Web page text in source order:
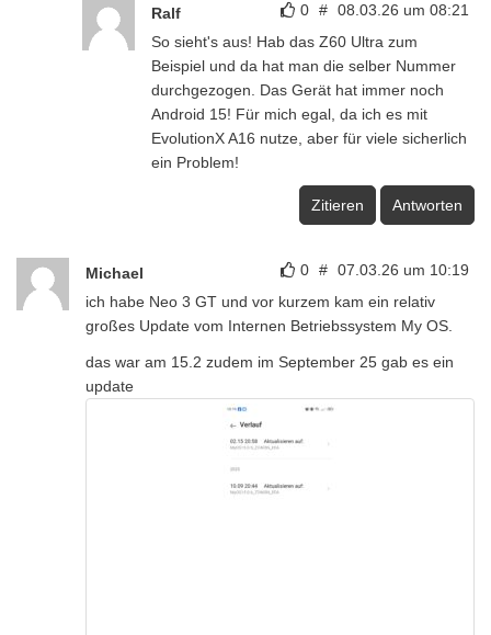
0 # 08.03.26 um 08:21
Ralf
So sieht's aus! Hab das Z60 Ultra zum
Beispiel und da hat man die selber Nummer
durchgezogen. Das Gerät hat immer noch
Android 15! Für mich egal, da ich es mit
EvolutionX A16 nutze, aber für viele sicherlich
ein Problem!
Zitieren Antworten
0 # 07.03.26 um 10:19
Michael
ich habe Neo 3 GT und vor kurzem kam ein relativ
großes Update vom Internen Betriebssystem My OS.
das war am 15.2 zudem im September 25 gab es ein
update